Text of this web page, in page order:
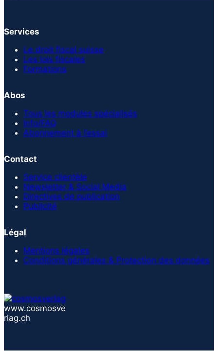
Services
Le droit fiscal suisse
Les lois fiscales
Formations
Abos
Tous les modules spécialisés
Info/FAQ
Abonnement à l’essai
Contact
Service clientèle
Newsletter & Social Media
Directives de publication
Publicité
Légal
Mentions légales
Conditions générales & Protection des données
www.cosmosve
rlag.ch